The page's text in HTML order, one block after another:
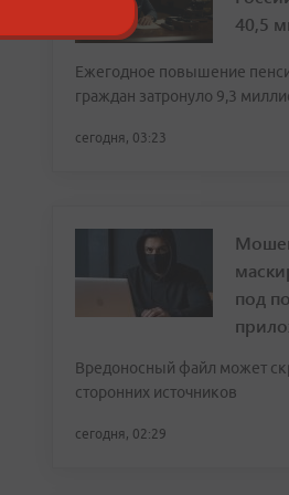
40,5
Ежегодное повышение
граждан затронуло 9,3
сегодня, 03:23
под
Вредоносный файл может
сторонних источников
сегодня, 02:29